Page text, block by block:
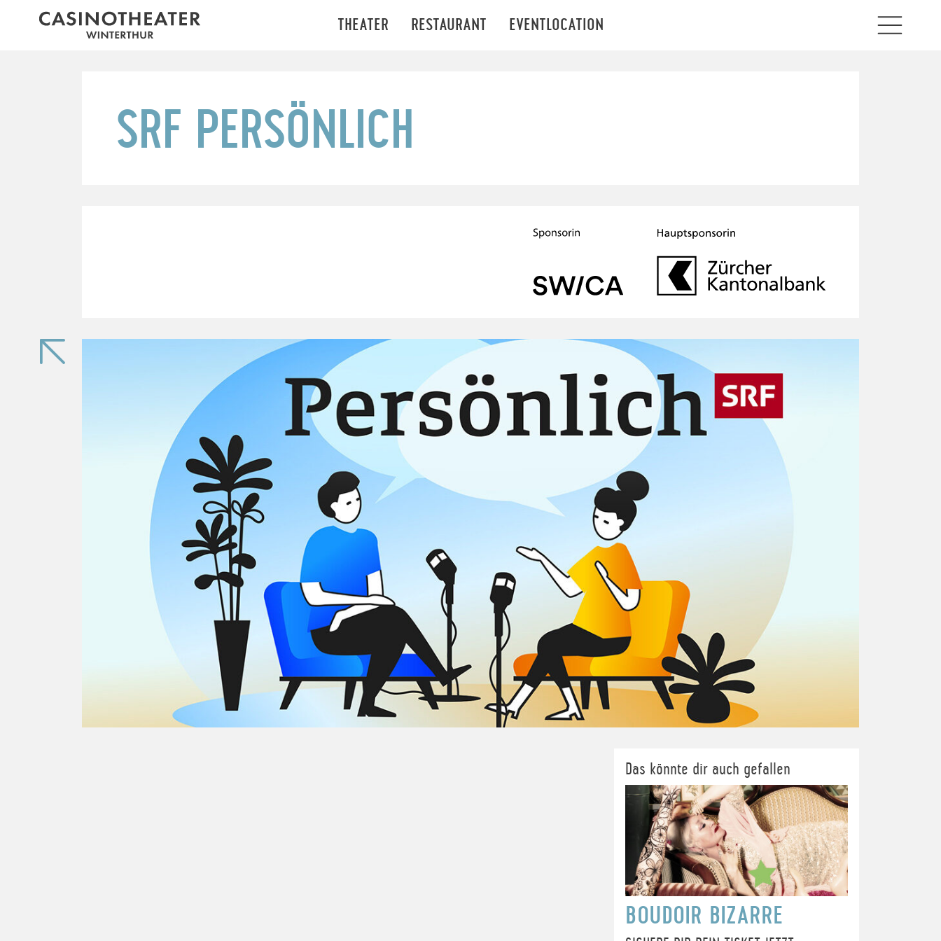
THEATER RESTAURANT EVENTLOCATION
SRF PERSÖNLICH
Das könnte dir auch gefallen
BOUDOIR BIZARRE